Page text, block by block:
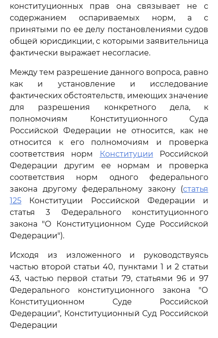
конституционных прав она связывает не с
содержанием оспариваемых норм, а с
принятыми по ее делу постановлениями судов
общей юрисдикции, с которыми заявительница
фактически выражает несогласие.
Между тем разрешение данного вопроса, равно
как и установление и исследование
фактических обстоятельств, имеющих значение
для разрешения конкретного дела, к
полномочиям Конституционного Суда
Российской Федерации не относится, как не
относится к его полномочиям и проверка
соответствия норм
Конституции Российской
Федерации другим ее нормам и проверка
соответствия норм одного федерального
закона другому федеральному закону (статья
125 Конституции Российской Федерации и
статья 3 Федерального конституционного
закона "О Конституционном Суде Российской
Федерации").
Исходя из изложенного и руководствуясь
частью второй статьи 40, пунктами 1 и 2 статьи
43, частью первой статьи 79, статьями 96 и 97
Федерального конституционного закона "О
Конституционном Суде Российской
Федерации", Конституционный Суд Российской
Федерации